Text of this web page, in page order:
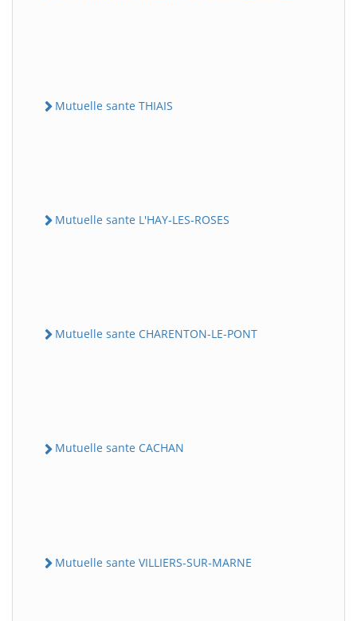
Mutuelle sante THIAIS
Mutuelle sante L'HAY-LES-ROSES
Mutuelle sante CHARENTON-LE-PONT
Mutuelle sante CACHAN
Mutuelle sante VILLIERS-SUR-MARNE